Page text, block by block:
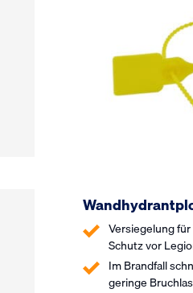
Versiegelung
Schutz vor
Im Brandfall
geringe